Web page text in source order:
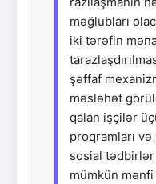
məğlubları
iki tərəfin
şəffaf
məsləhət
qalan işçilər
proqramları və
sosial tədbirlər
mümkün mənfi